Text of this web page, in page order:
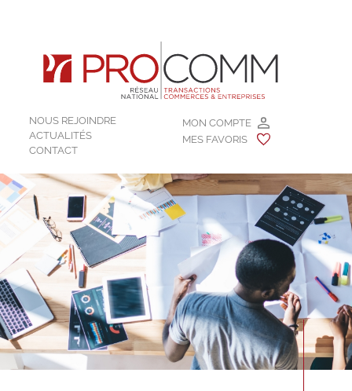
MON COMPTE
MES FAVORIS
NOUS REJOINDRE
ACTUALITÉS
CONTACT